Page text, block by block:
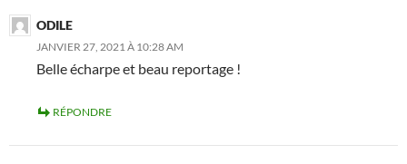
ODILE
JANVIER 27, 2021 À 10:28 AM
Belle écharpe et beau reportage !
RÉPONDRE